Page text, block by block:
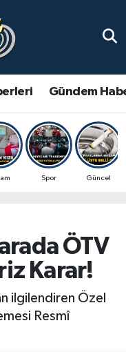
Gündem
Spor Güncel
ÖTV
Karar!
ilgilendiren Özel
Resmî